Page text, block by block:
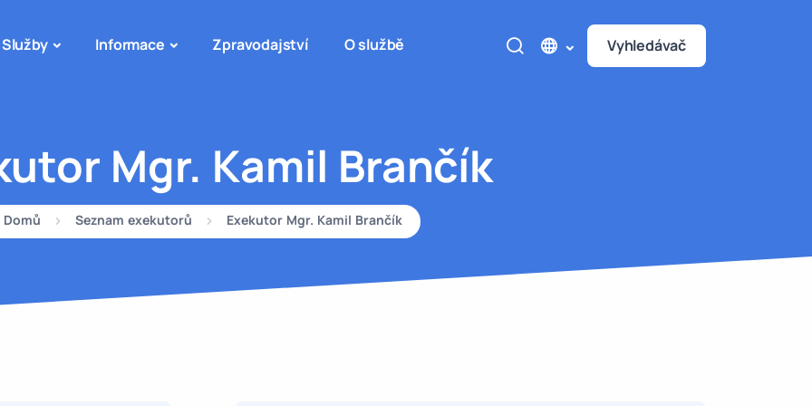
Služby Informace Zpravodajství O službě Vyhledávač
Mgr. Kamil Brančík
Domů Seznam exekutorů Exekutor Mgr. Kamil Brančík